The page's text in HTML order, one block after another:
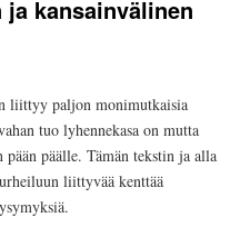
kansainvälinen
liittyy paljon monimutkaisia
tuo lyhennekasa on mutta
päälle. Tämän tekstin ja alla
liittyvää kenttää